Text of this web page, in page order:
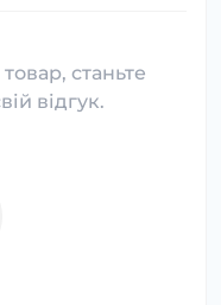
станьте
відгук.